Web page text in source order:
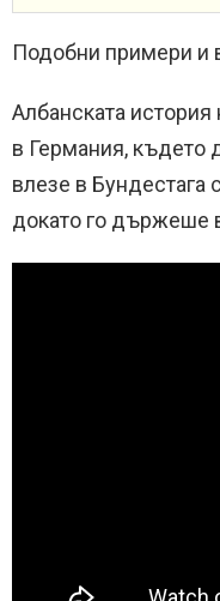
Подобни примери и
Албанската
в Германия, където
влезе в Бундестага
докато го държеше